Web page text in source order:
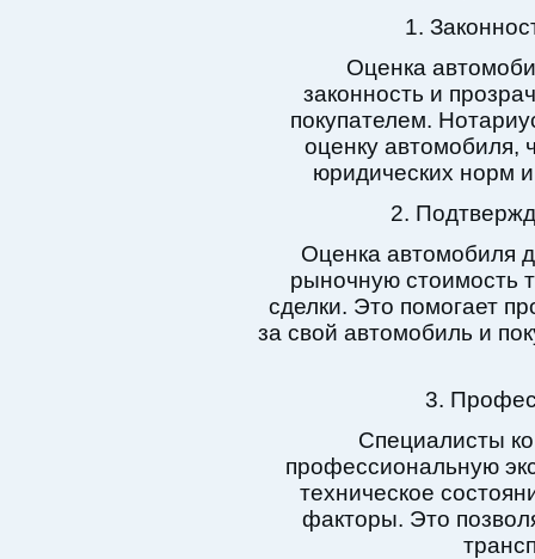
1.
Оценка
законность и
покупателем.
оценку автомобиля,
юридических норм
2.
Оценка автомобиля
рыночную стоимость
сделки. Это помогает
за свой автомобиль и
3.
Специалисты
профессиональную
техническое
факторы. Это